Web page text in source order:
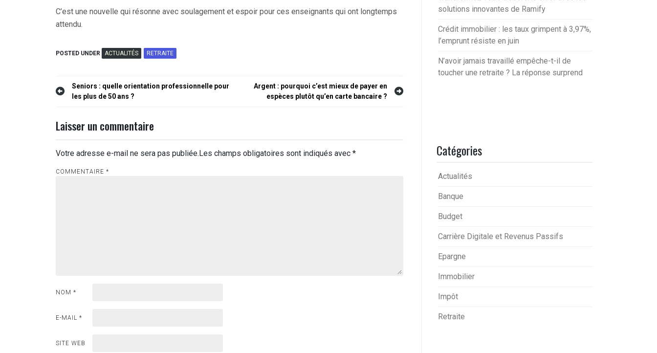
C’est une nouvelle qui résonne avec soulagement et espoir pour ces enseignants qui ont longtemps
attendu.
POSTED UNDER ACTUALITÉS RETRAITE
Navigation
l’article
Seniors : quelle orientation professionnelle pour
les plus de 50 ans ?
Argent : pourquoi c’est mieux de payer en
espèces plutôt qu’en carte bancaire ?
Laisser un commentaire
Votre adresse e-mail ne sera pas publiée. Les champs obligatoires sont indiqués avec *
COMMENTAIRE *
NOM *
E-MAIL *
SITE WEB
solutions innovantes de Ramify
Crédit immobilier : les taux grimpent à 3,97%,
l’emprunt résiste en juin
N’avoir jamais travaillé empêche-t-il de
toucher une retraite ? La réponse surprend
Catégories
Actualités
Banque
Budget
Carrière Digitale et Revenus Passifs
Epargne
Immobilier
Impôt
Retraite